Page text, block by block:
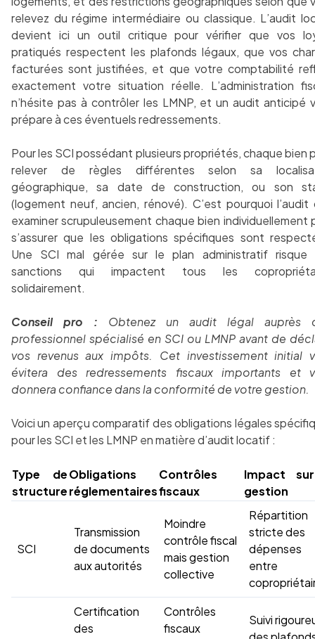
relevez du régime intermédiaire ou classique. L’audit
devient ici un outil critique pour vérifier que vos
pratiqués respectent les plafonds légaux, que vos
facturées sont justifiées, et que votre comptabilité
exactement votre situation réelle. L’administration
n’hésite pas à contrôler les LMNP, et un audit anticipé
prépare à ces éventuels redressements.
Pour les SCI possédant plusieurs propriétés, chaque bien
relever de règles différentes selon sa
géographique, sa date de construction, ou son
(logement neuf, ancien, rénové). C’est pourquoi l’audit
examiner scrupuleusement chaque bien individuellement
s’assurer que les obligations spécifiques sont
Une SCI mal gérée sur le plan administratif risque
sanctions qui impactent tous les
solidairement.
Conseil pro :
Obtenez un audit légal auprès
professionnel spécialisé en SCI ou LMNP avant de
vos revenus aux impôts. Cet investissement initial
évitera des redressements fiscaux importants et
donnera confiance dans la conformité de votre gestion.
Voici un aperçu comparatif des obligations légales
pour les SCI et les LMNP en matière d’audit locatif :
Type de
structure
Obligations
réglementaires
Contrôles
fiscaux
Impact
gestion
SCI
Transmission
de documents
aux autorités
Moindre
contrôle fiscal
mais gestion
collective
Répartition
stricte des
dépenses
entre
Certification
des
Contrôles
fiscaux
Suivi